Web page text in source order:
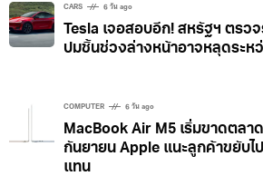
CARS 6 วัน ago
Tesla เจอสอบอีก! สหรัฐฯ ตรว
ปมชิ้นช่วงล่างหน้าอาจหลุดระห
COMPUTER 6 วัน ago
MacBook Air M5 เริ่มขาดตล
กันยายน Apple แนะลูกค้าขยับไ
แทน